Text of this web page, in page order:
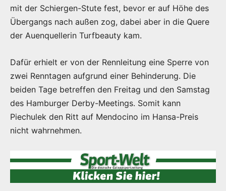
mit der Schiergen-Stute fest, bevor er auf Höhe des
Übergangs nach außen zog, dabei aber in die Quere
der Auenquellerin Turfbeauty kam.
Dafür erhielt er von der Rennleitung eine Sperre von
zwei Renntagen aufgrund einer Behinderung. Die
beiden Tage betreffen den Freitag und den Samstag
des Hamburger Derby-Meetings. Somit kann
Piechulek den Ritt auf Mendocino im Hansa-Preis
nicht wahrnehmen.